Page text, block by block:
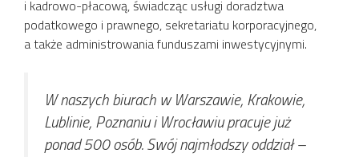
i kadrowo-płacową, świadcząc usługi doradztwa
podatkowego i prawnego, sekretariatu korporacyjnego,
a także administrowania funduszami inwestycyjnymi.
W naszych biurach w Warszawie, Krakowie,
Lublinie, Poznaniu i Wrocławiu pracuje już
ponad 500 osób. Swój najmłodszy oddział –